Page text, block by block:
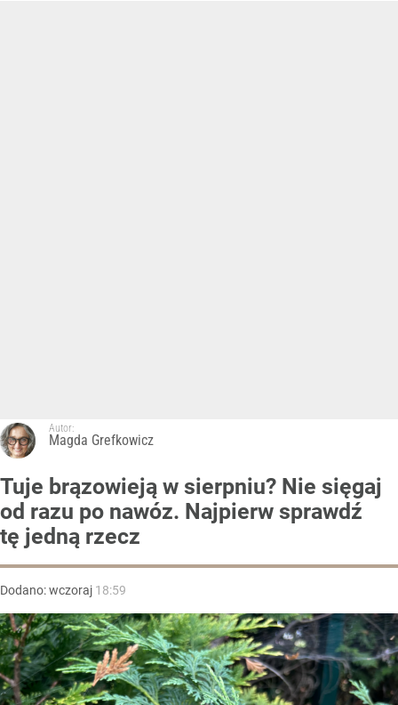
Autor:
Magda Grefkowicz
Tuje brązowieją w sierpniu? Nie sięgaj
od razu po nawóz. Najpierw sprawdź
tę jedną rzecz
Dodano:wczoraj 18:59